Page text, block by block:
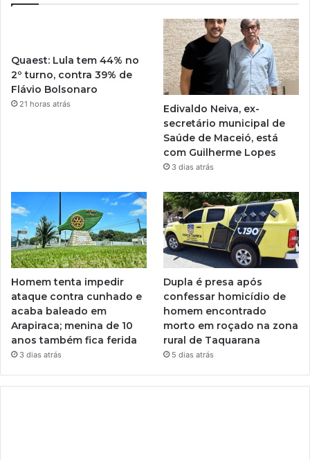
Quaest: Lula tem 44% no
2º turno, contra 39% de
Flávio Bolsonaro
21 horas atrás
Edivaldo Neiva, ex-
secretário municipal de
Saúde de Maceió, está
com Guilherme Lopes
3 dias atrás
Homem tenta impedir
ataque contra cunhado e
acaba baleado em
Arapiraca; menina de 10
anos também fica ferida
3 dias atrás
Dupla é presa após
confessar homicídio de
homem encontrado
morto em roçado na zona
rural de Taquarana
5 dias atrás